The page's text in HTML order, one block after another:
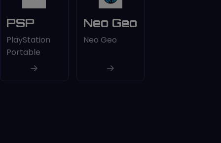
PSP
PlayStation
Portable
Neo Geo
Neo Geo